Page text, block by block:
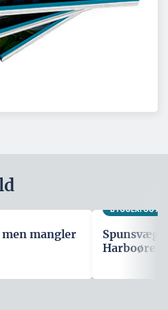
mangler
BYGGERI OG
Spunsvæg
Harboøre